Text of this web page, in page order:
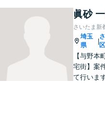
をお聞き
で構いま
でお困り
ず、一度
い。
眞砂
さいたま新
埼玉
県
|
区
【与野本
宅街】案
て行いま